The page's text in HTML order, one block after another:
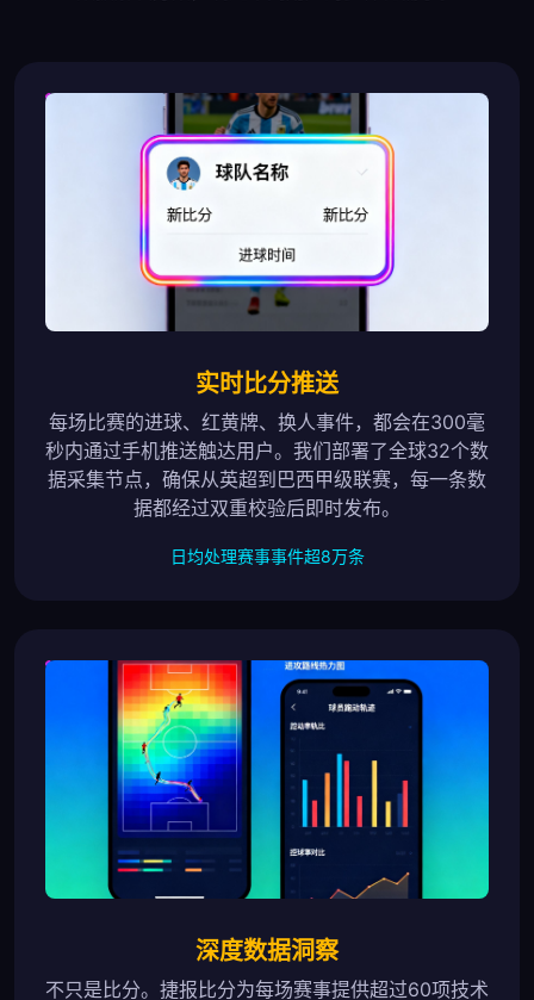
实时比分推送
每场比赛的进球、红黄牌、换人事件，都会在300毫
秒内通过手机推送触达用户。我们部署了全球32个数
据采集节点，确保从英超到巴西甲级联赛，每一条数
据都经过双重校验后即时发布。
日均处理赛事事件超8万条
深度数据洞察
不只是比分。捷报比分为每场赛事提供超过60项技术